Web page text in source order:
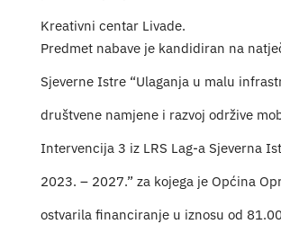
Turistička ponuda
Događaji
Kreativni centar Livade.
Predmet nabave je kandidiran na
Sjeverne Istre “Ulaganja u malu
društvene namjene i razvoj održive
Intervencija 3 iz LRS Lag-a Sjeverna
2023. – 2027.” za kojega je Općina
ostvarila financiranje u iznosu od